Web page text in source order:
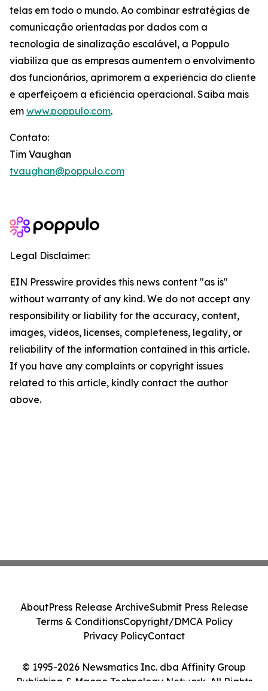
telas em todo o mundo. Ao combinar estratégias de
comunicação orientadas por dados com a
tecnologia de sinalização escalável, a Poppulo
viabiliza que as empresas aumentem o envolvimento
dos funcionários, aprimorem a experiência do cliente
e aperfeiçoem a eficiência operacional. Saiba mais
em www.poppulo.com.
Contato:
Tim Vaughan
tvaughan@poppulo.com
Legal Disclaimer:
EIN Presswire provides this news content "as is"
without warranty of any kind. We do not accept any
responsibility or liability for the accuracy, content,
images, videos, licenses, completeness, legality, or
reliability of the information contained in this article.
If you have any complaints or copyright issues
related to this article, kindly contact the author
above.
© 1995-2026 Newsmatics Inc. dba Affinity Group
Publishing & Macao Technology Network. All Rights
AboutPress Release ArchiveSubmit Press Release
Terms & ConditionsCopyright/DMCA Policy
Privacy PolicyContact